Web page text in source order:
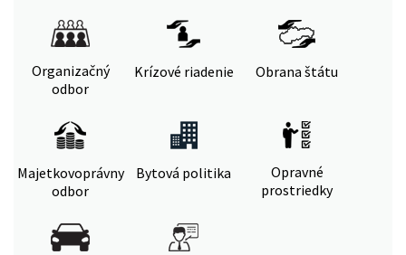
Organizačný
odbor
Krízové riadenie Obrana štátu
Majetkovoprávny
odbor
Bytová politika
Opravné
prostriedky